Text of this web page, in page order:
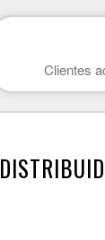
Clientes